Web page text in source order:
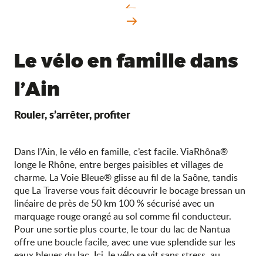
Le vélo en famille dans
l’Ain
Rouler, s’arrêter, profiter
Dans l’Ain, le vélo en famille, c’est facile. ViaRhôna®
longe le Rhône, entre berges paisibles et villages de
charme. La Voie Bleue® glisse au fil de la Saône, tandis
que La Traverse vous fait découvrir le bocage bressan un
linéaire de près de 50 km 100 % sécurisé avec un
marquage rouge orangé au sol comme fil conducteur.
Pour une sortie plus courte, le tour du lac de Nantua
offre une boucle facile, avec une vue splendide sur les